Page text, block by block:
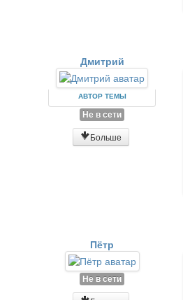
Дмитрий
АВТОР ТЕМЫ
Не в сети
Больше
Пётр
Не в сети